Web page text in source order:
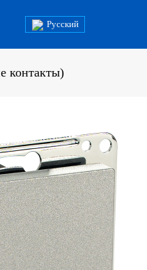
Русский
контакты)